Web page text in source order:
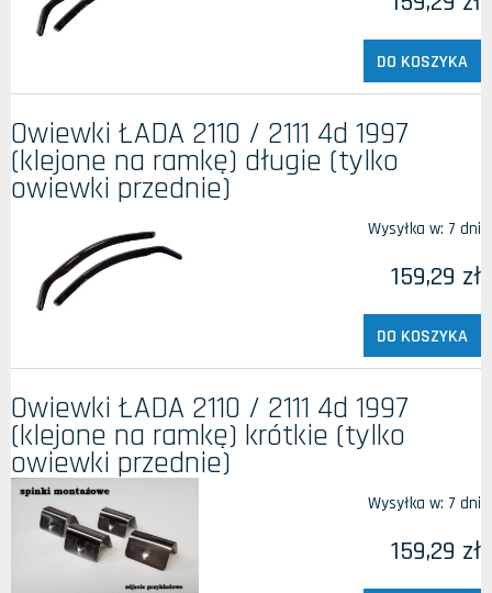
DO KOSZYKA
Owiewki ŁADA 2110 / 2111 4d 1997
(klejone na ramkę) długie (tylko
owiewki przednie)
Wysyłka w: 7 dni
159,29 zł
DO KOSZYKA
Owiewki ŁADA 2110 / 2111 4d 1997
(klejone na ramkę) krótkie (tylko
owiewki przednie)
Wysyłka w: 7 dni
159,29 zł